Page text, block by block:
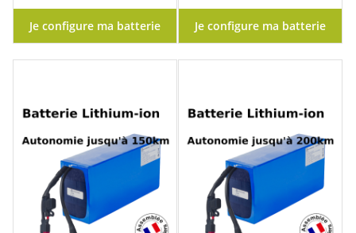
Je configure ma batterie Je configure ma batterie